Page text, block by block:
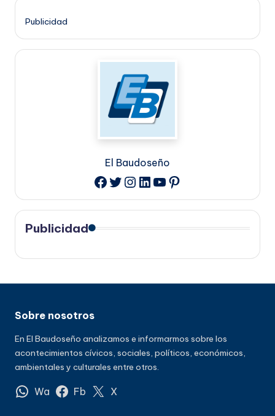
Publicidad
El Baudoseño
Facebook
Twitter
Instagram
LinkedIn
YouTube
Pinterest
Publicidad
Sobre nosotros
En El Baudoseño analizamos e informarmos sobre los
acontecimientos cívicos, sociales, políticos, económicos,
ambientales y culturales entre otros.
Wa Fb X